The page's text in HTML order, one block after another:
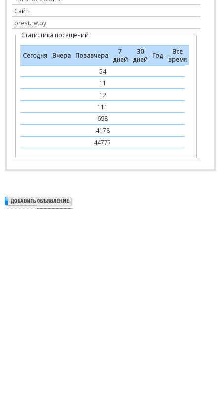
Сайт:
brest.rw.by
Статистика посещений
Сегодня Вчера Позавчера
7
дней
30
дней
Год
Все
время
54
11
12
111
698
4178
44777